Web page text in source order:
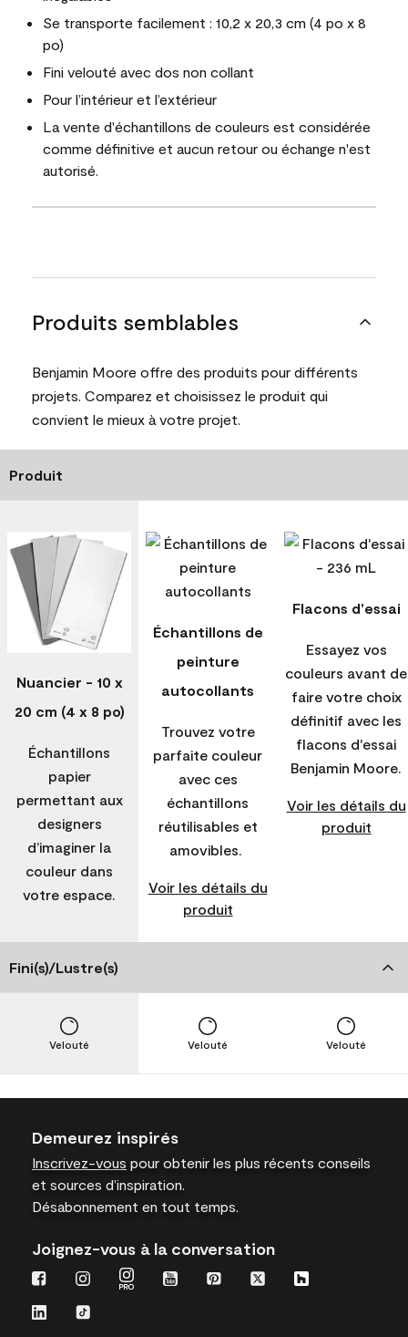
Se transporte facilement : 10,2 x 20,3 cm (4 po x 8
po)
Fini velouté avec dos non collant
Pour l’intérieur et l’extérieur
La vente d'échantillons de couleurs est considérée
comme définitive et aucun retour ou échange n'est
autorisé.
Produits semblables
Benjamin Moore offre des produits pour différents
projets. Comparez et choisissez le produit qui
convient le mieux à votre projet.
Produit
Nuancier - 10 x
20 cm (4 x 8 po)
Échantillons
papier
permettant aux
designers
d’imaginer la
couleur dans
votre espace.
Échantillons de
peinture
autocollants
Trouvez votre
parfaite couleur
avec ces
échantillons
réutilisables et
amovibles.
Voir les détails du
produit
Flacons d'essai
Essayez vos
couleurs avant de
faire votre choix
définitif avec les
flacons d'essai
Benjamin Moore.
Voir les détails du
produit
Fini(s)/Lustre(s)
Velouté Velouté Velouté
Demeurez inspirés
Inscrivez-vous pour obtenir les plus récents conseils
et sources d’inspiration.
Désabonnement en tout temps.
Joignez-vous à la conversation